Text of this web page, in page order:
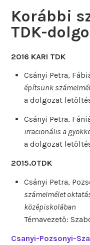
Korábbi
TDK-
2016 KARI TDK
Csányi Petra,
építsünk
a dolgozat
Csányi Petra,
irracionális a
a dolgozat
2015.OTDK
Csányi Petra,
számelmélet
középiskolában
Témavezető:
Csanyi-Pozsonyi-